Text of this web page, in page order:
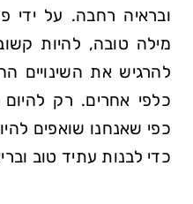
ובראיה רחבה. על ידי
מילה טובה, להיות
להרגיש את השינויים
כלפי אחרים. רק להיום
כפי שאנחנו שואפים
כדי לבנות עתיד טוב